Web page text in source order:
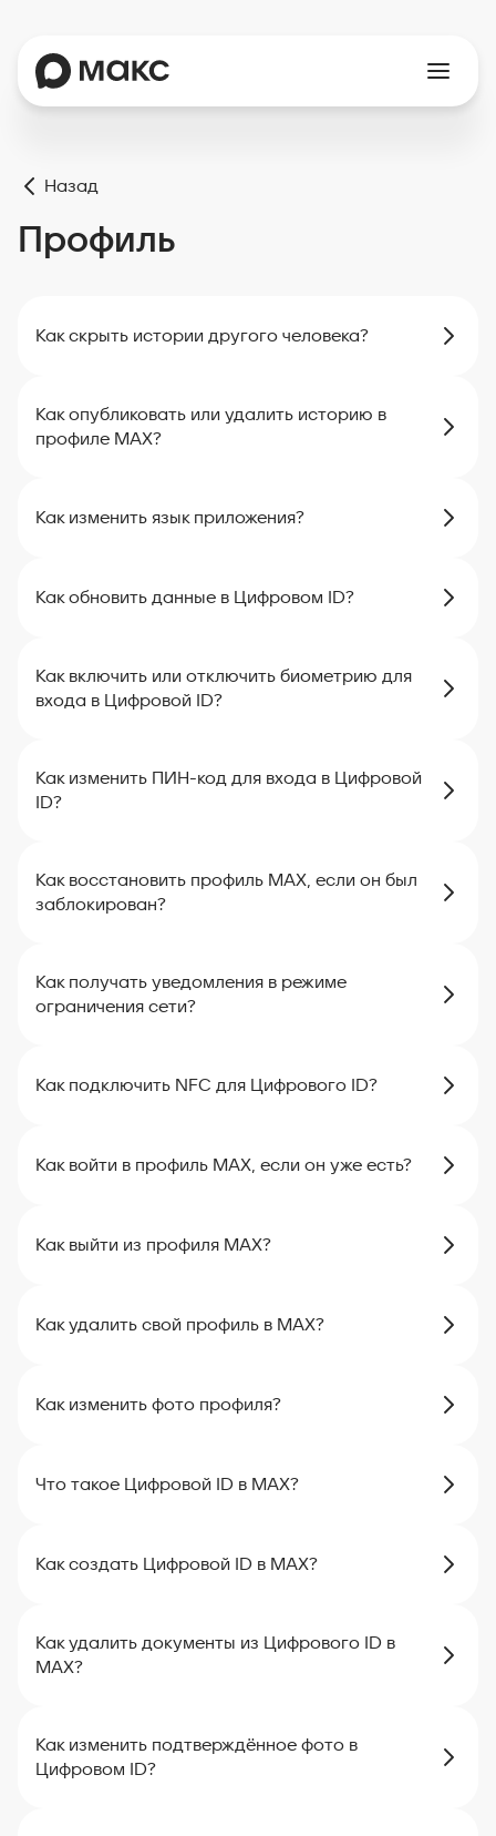
Назад
Профиль
Как скрыть истории другого человека?
Как опубликовать или удалить историю в
профиле MAX?
Как изменить язык приложения?
Как обновить данные в Цифровом ID?
Как включить или отключить биометрию для
входа в Цифровой ID?
Как изменить ПИН-код для входа в Цифровой
ID?
Как восстановить профиль MAX, если он был
заблокирован?
Как получать уведомления в режиме
ограничения сети?
Как подключить NFC для Цифрового ID?
Как войти в профиль MAX, если он уже есть?
Как выйти из профиля MAX?
Как удалить свой профиль в MAX?
Как изменить фото профиля?
Что такое Цифровой ID в MAX?
Как создать Цифровой ID в MAX?
Как удалить документы из Цифрового ID в
MAX?
Как изменить подтверждённое фото в
Цифровом ID?